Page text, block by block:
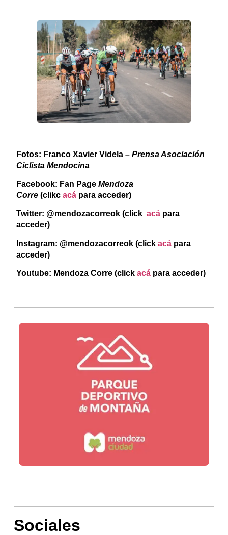
Fotos: Franco Xavier Videla – Prensa Asociación
Ciclista Mendocina
Facebook: Fan Page Mendoza
Corre(clikc acápara acceder)
Twitter: @mendozacorreok (click acápara
acceder)
Instagram: @mendozacorreok (click acá para
acceder)
Youtube: Mendoza Corre (click acápara acceder)
Sociales